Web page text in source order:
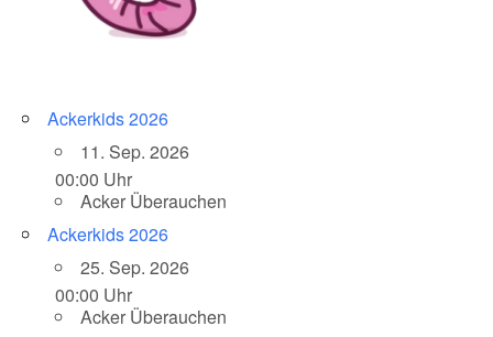
Ackerkids 2026
11. Sep. 2026
00:00 Uhr
Acker Überauchen
Ackerkids 2026
25. Sep. 2026
00:00 Uhr
Acker Überauchen